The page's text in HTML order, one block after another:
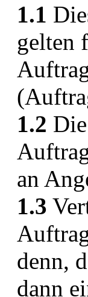
1.1
gelten
1.2
an
1.3
denn,
dann